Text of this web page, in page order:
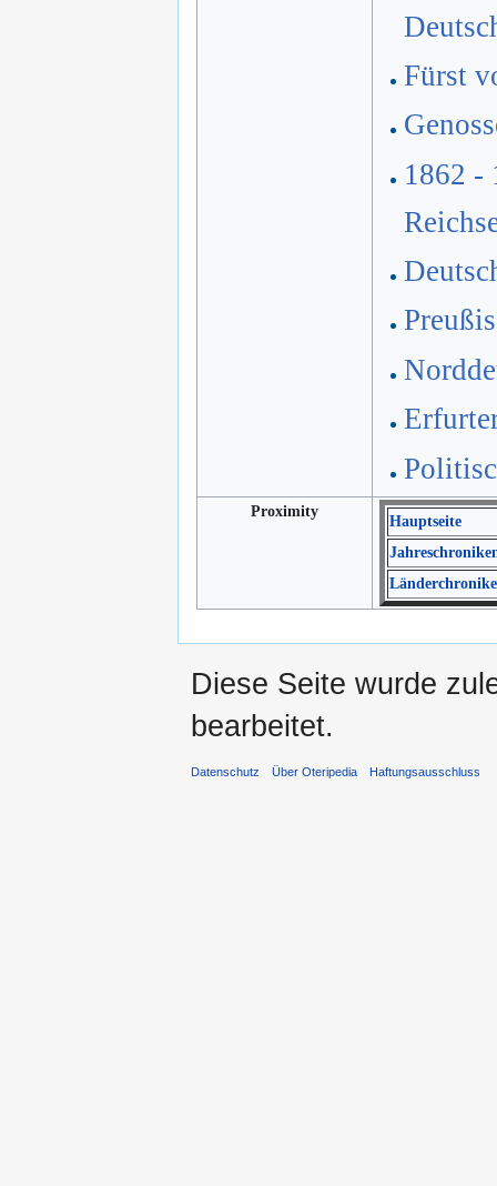
Fürst
1862 -
Proximity
Hauptseite
Diese Seite wurde
bearbeitet.
Datenschutz Über Oteripedia Haftungsausschluss